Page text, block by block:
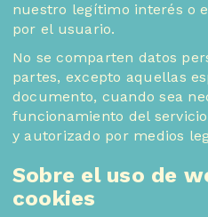
nuestro legítimo interés o
por el usuario.
No se comparten datos
partes, excepto aquellas
documento, cuando sea
funcionamiento del
y autorizado por medios
Sobre el uso de
cookies